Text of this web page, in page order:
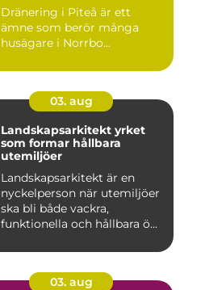
Dränering i Piteå är ett
ämne som berör många
husägare i Norrbo...
03. aug
Landskapsarkitekt yrket
som formar hållbara
utemiljöer
Landskapsarkitekt är en
nyckelperson när utemiljöer
ska bli både vackra,
funktionella och hållbara ö...
03. aug